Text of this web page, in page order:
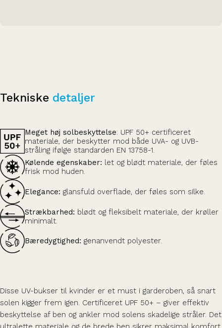
Tekniske detaljer
Meget høj solbeskyttelse: UPF 50+ certificeret
materiale, der beskytter mod både UVA- og UVB-
stråling ifølge standarden EN 13758-1.
Kølende egenskaber: let og blødt materiale, der føles
frisk mod huden.
Elegance: glansfuld overflade, der føles som silke.
Strækbarhed: blødt og fleksibelt materiale, der krøller
minimalt.
Bæredygtighed: genanvendt polyester.
Disse UV-bukser til kvinder er et must i garderoben, så snart
solen kigger frem igen. Certificeret UPF 50+ – giver effektiv
beskyttelse af ben og ankler mod solens skadelige stråler. Det